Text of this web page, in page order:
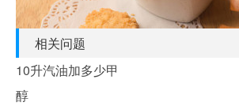
相关问题
10升汽油加多少甲
醇